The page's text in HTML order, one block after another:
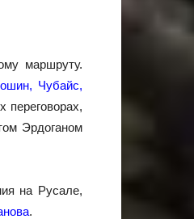
маршруту.
Чубайс,
переговорах,
Эрдоганом
на Русале,
.